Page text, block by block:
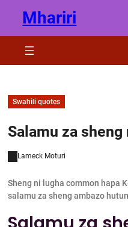
content
Mhariri
Swahili quotes
Salamu za sheng
Lameck Moturi
Sheng ni lugha common hapa
salamu za sheng ambazo